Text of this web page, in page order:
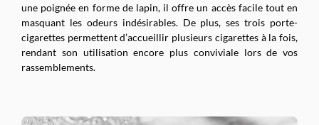
une poignée en forme de lapin, il offre un accès facile tout en
masquant les odeurs indésirables. De plus, ses trois porte-
cigarettes permettent d’accueillir plusieurs cigarettes à la fois,
rendant son utilisation encore plus conviviale lors de vos
rassemblements.